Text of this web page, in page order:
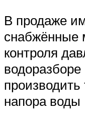
В продаже
снабжённые
контроля
напора воды